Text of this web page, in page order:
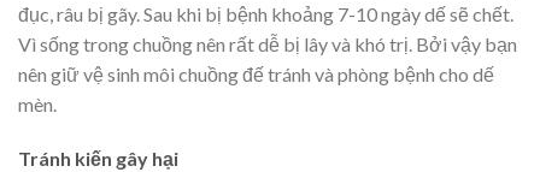
đục, râu bị gãy. Sau khi bị bệnh khoảng 7-10 ngày dế sẽ chết.
Vì sống trong chuồng nên rất dễ bị lây và khó trị. Bởi vậy bạn
nên giữ vệ sinh môi chuồng đế tránh và phòng bệnh cho dế
mèn.
Tránh kiến gây hại